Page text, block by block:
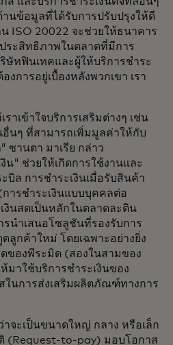
นข้อมูลที่ได้รับการปรับปรุงให้ดี
ISO 20022 จะช่วยให้ธนาคาร
ระสิทธิภาพในตลาดที่มีการ
ษัทฟินเทคและผู้ให้บริการชำระ
งการอยู่เบื้องหลังพวกเขา เรา
าเข้าใจบริการเสริมต่างๆ เช่น
นๆ ที่สามารถเพิ่มมูลค่าให้กับ
ซานตา มาเรีย กล่าว
น" ช่วยให้เกิดการใช้งานและ
บิล การชำระเงินเมื่อรับสินค้า
ารชำระเงินแบบบุคคลต่อ
งินสดเป็นหลักในตลาดละติน
รนำเสนอโซลูชันที่รองรับการ
ลูกค้าใหม่ โดยเฉพาะอย่างยิ่ง
ของพีระมิด (สองในสามของ
มาใช้บริการชำระเงินของ
ในการส่งเสริมผลิตภัณฑ์ทางการ
จะเป็นขนาดใหญ่ กลาง หรือเล็ก
(Request-to-pay) มอบโอกาส